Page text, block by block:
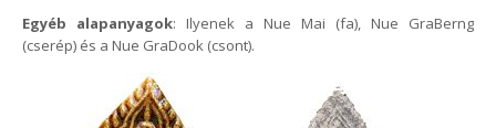
Egyéb alapanyagok: Ilyenek a Nue Mai (fa), Nue GraBerng
(cserép) és a Nue GraDook (csont).